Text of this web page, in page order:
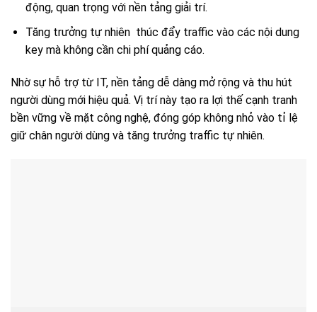
động, quan trọng với nền tảng giải trí.
Tăng trưởng tự nhiên thúc đẩy traffic vào các nội dung
key mà không cần chi phí quảng cáo.
Nhờ sự hỗ trợ từ IT, nền tảng dễ dàng mở rộng và thu hút
người dùng mới hiệu quả. Vị trí này tạo ra lợi thế cạnh tranh
bền vững về mặt công nghệ, đóng góp không nhỏ vào tỉ lệ
giữ chân người dùng và tăng trưởng traffic tự nhiên.